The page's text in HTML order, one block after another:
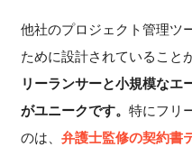
他社のプロジェクト管理ツ
ために設計されていること
リーランサーと小規模なエ
がユニークです。 特にフリ
のは、 弁護士監修の契約書